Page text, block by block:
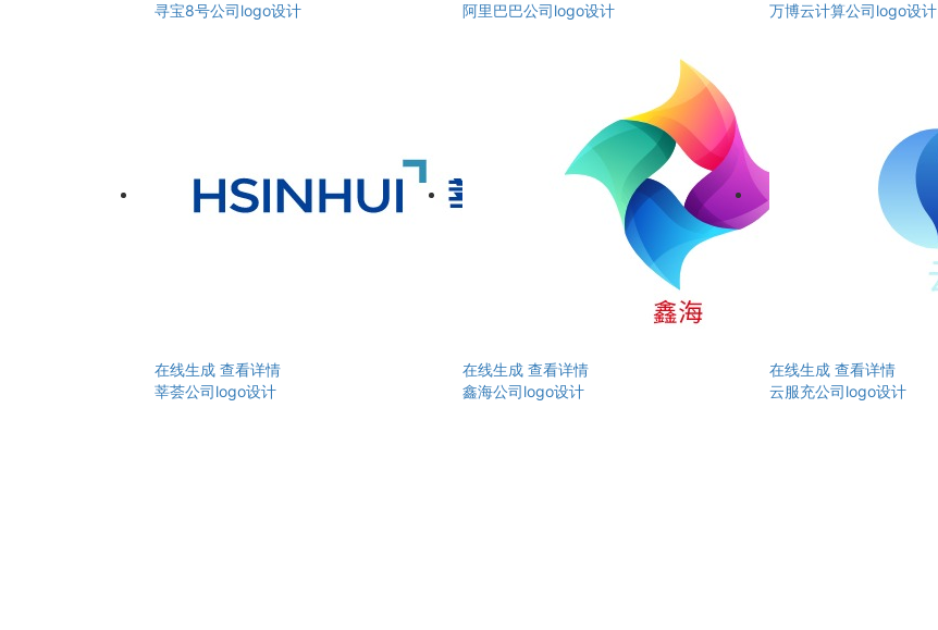
寻宝8号公司logo设计
阿里巴巴公司logo设计
万博云计算公司logo设计
在线生成 查看详情
莘荟公司logo设计
在线生成 查看详情
鑫海公司logo设计
在线生成 查看详情
云服充公司logo设计